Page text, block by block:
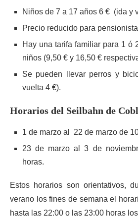
Niños de 7 a 17 años 6 € (ida y
Precio reducido para
Hay una tarifa familiar para 1 ó
niños (9,50 € y 16,50 €
Se pueden llevar perros y
vuelta 4 €).
Horarios del Seilbahn de
1 de marzo al 22 de marzo de
23 de marzo al 3 de
horas.
Estos horarios son orientativos,
verano los fines de semana el
hasta las 22:00 o las 23:00 horas